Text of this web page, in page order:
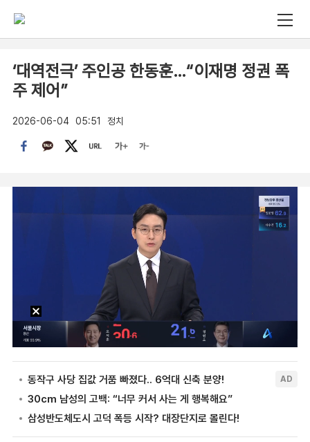
‘대역전극’ 주인공 한동훈…“이재명 정권 폭
주 제어”
2026-06-04 05:51 정치